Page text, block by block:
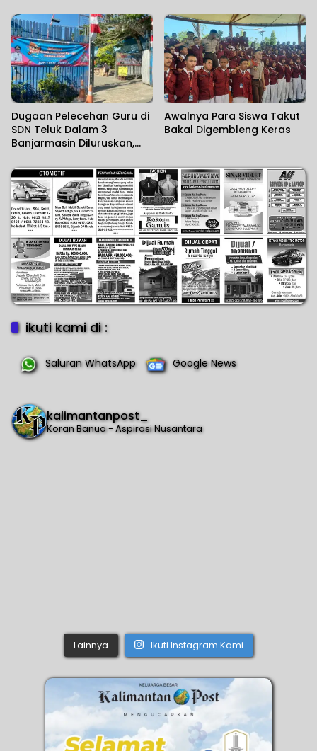
Dugaan Pelecehan Guru di
SDN Teluk Dalam 3
Banjarmasin Diluruskan,
Paham
Awalnya Para Siswa Takut
Bakal Digembleng Keras
ikuti kami di :
Saluran WhatsApp Google News
kalimantanpost_
Koran Banua - Aspirasi Nusantara
Lainnya Ikuti Instagram Kami